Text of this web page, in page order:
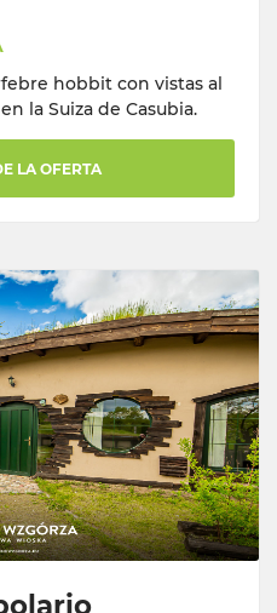
hobbit con vistas al
la Suiza de Casubia.
LA OFERTA